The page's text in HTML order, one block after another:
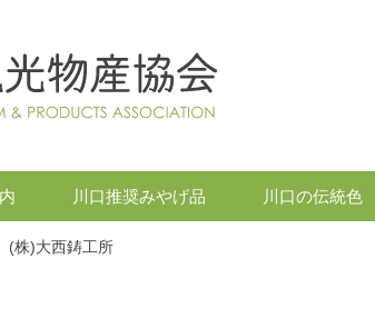
川口推奨みやげ品 川口の伝統色
(株)大西鋳工所